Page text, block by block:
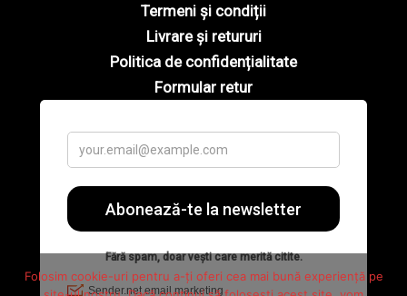
Termeni și condiții
Livrare și retururi
Politica de confidențialitate
Formular retur
Folosim cookie-uri pentru a-ți oferi cea mai bună experiență pe